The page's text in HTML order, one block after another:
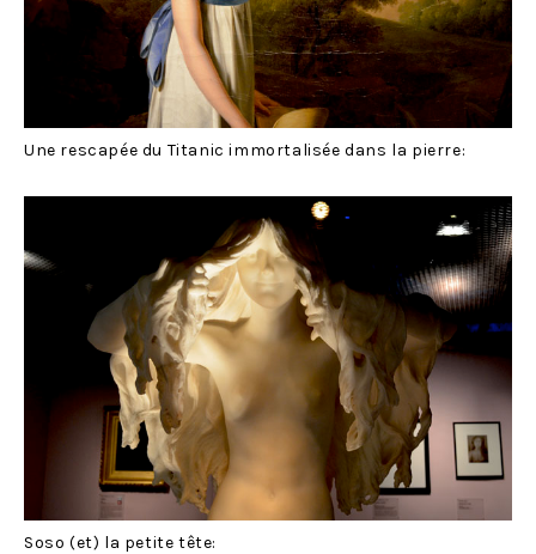
Une rescapée du Titanic immortalisée dans la pierre:
Soso (et) la petite tête: